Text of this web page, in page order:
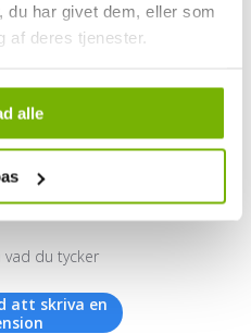
du har givet dem, eller som
af deres tjenester.
alle
stjärnor!
vad du tycker
att skriva en